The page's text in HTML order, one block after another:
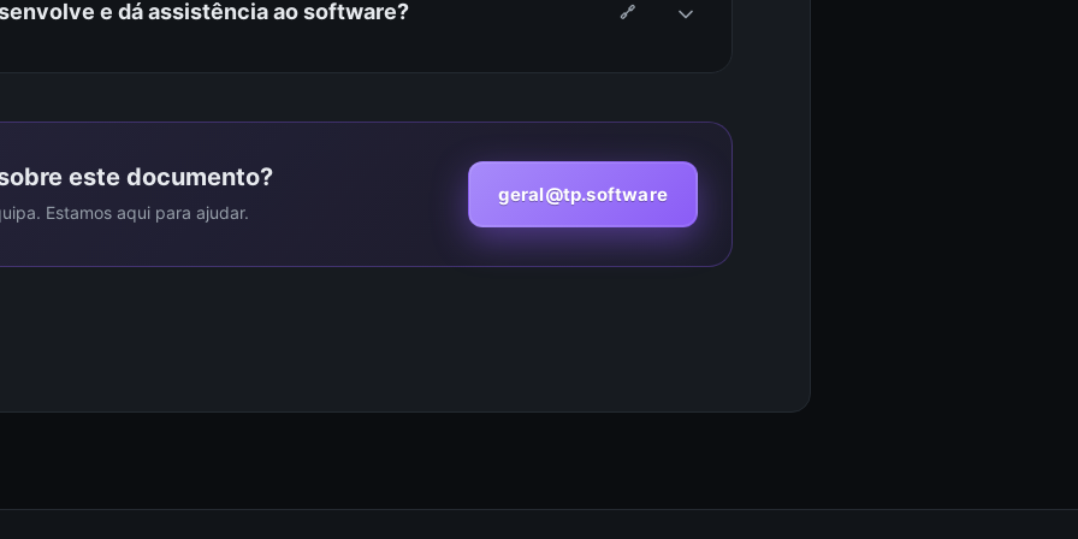
sugerem. Todos os anos a tecnologia evolui e iremos estar ao seu lado
e dá assistência ao software? 🔗
de 18 anos de experiência no setor das peças auto usadas em Portugal
e tem como objetivo entregar às empresas do ramo as melhores
este documento?
Estamos aqui para ajudar.
geral@tp.software